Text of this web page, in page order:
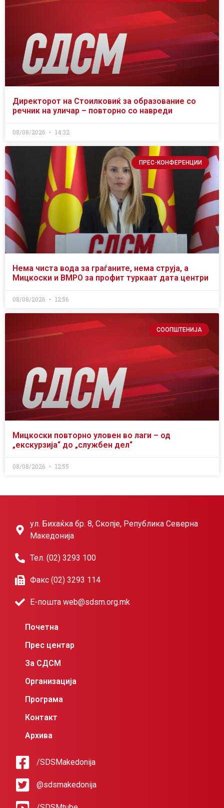
Директорот на Стоилковиќ за образование со
речник на уличар – повторно со навреди
08/08/2026 14:32
ПРЕС-КОНФЕРЕНЦИИ
Нема чиста вода за граѓаните, нема струја, а
Мицкоски и ВМРО за профит туркаат дата центри
08/08/2026 12:56
СООПШТЕНИЈА
Мицкоски повторно уловен во лаги – од
„екскурзија“ до „службен дел“
08/08/2026 12:55
ул. Бихаќка бр. 8, Скопје, Република Северна
Македонија
Тел. (02) 3293 100
Факс (02) 3293 114
Е-пошта web@sdsm.org.mk
Почетна
Прес центар
За СДСМ
Организација
Програма
Контакт
Архива
/SDSMakedonija
@sdsmakedonija